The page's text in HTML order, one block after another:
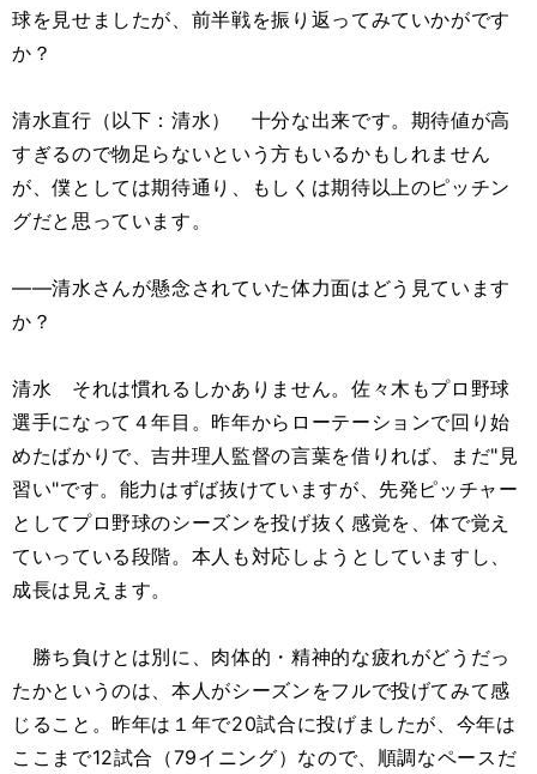
球を見せましたが、前半戦を振り返ってみていかがです
か？
清水直行（以下：清水） 十分な出来です。期待値が高
すぎるので物足らないという方もいるかもしれません
が、僕としては期待通り、もしくは期待以上のピッチン
グだと思っています。
――清水さんが懸念されていた体力面はどう見ています
か？
清水 それは慣れるしかありません。佐々木もプロ野球
選手になって４年目。昨年からローテーションで回り始
めたばかりで、吉井理人監督の言葉を借りれば、まだ"見
習い"です。能力はずば抜けていますが、先発ピッチャー
としてプロ野球のシーズンを投げ抜く感覚を、体で覚え
ていっている段階。本人も対応しようとしていますし、
成長は見えます。
勝ち負けとは別に、肉体的・精神的な疲れがどうだっ
たかというのは、本人がシーズンをフルで投げてみて感
じること。昨年は１年で20試合に投げましたが、今年は
ここまで12試合（79イニング）なので、順調なペースだ